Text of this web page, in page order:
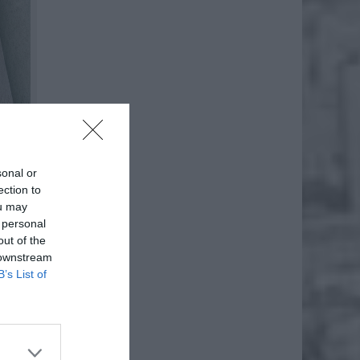
or
to
may
of the
List of
liczyć